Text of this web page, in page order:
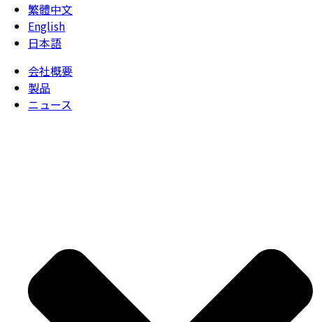
繁體中文
English
日本語
会社概要
製品
ニュース